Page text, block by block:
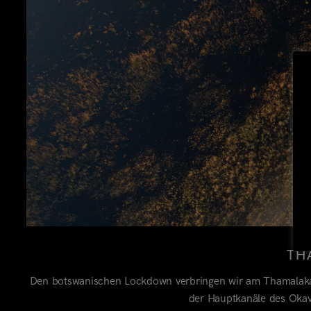
Den botswanischen Lockdown verbringen wir am
der Hauptkanäle des